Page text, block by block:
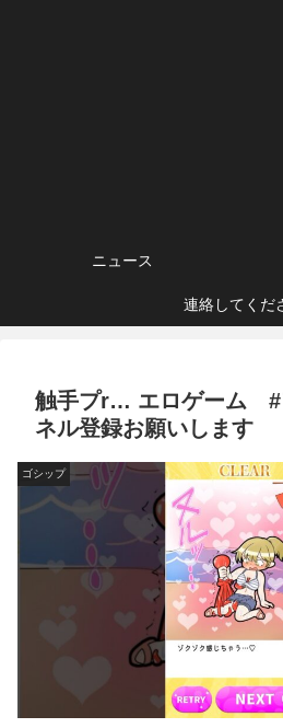
ニュース
連絡してくだ
触手プr… エロゲーム
ネル登録お願いします
ゴシップ